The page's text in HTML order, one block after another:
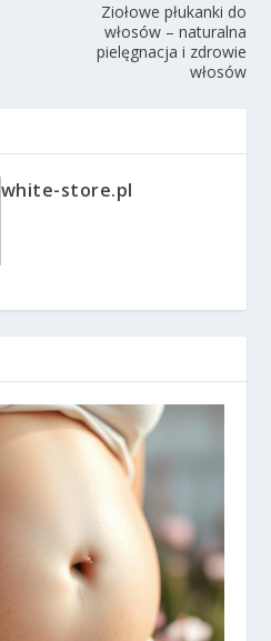
Ziołowe płukanki do
włosów – naturalna
pielęgnacja i zdrowie
włosów
white-store.pl